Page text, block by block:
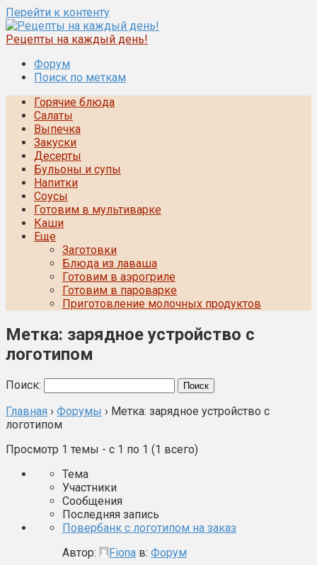
Перейти к контенту
Рецепты на каждый день!
Форум
Поиск по меткам
Горячие блюда
Салаты
Выпечка
Закуски
Десерты
Бульоны и супы
Напитки
Соусы
Готовим в мультиварке
Каши
Еще
Заготовки
Блюда из лаваша
Готовим в аэрогриле
Готовим в пароварке
Приготовление молочных продуктов
Метка: зарядное устройство с
логотипом
Поиск:
Главная › Форумы › Метка: зарядное устройство с
логотипом
Просмотр 1 темы - с 1 по 1 (1 всего)
Тема
Участники
Сообщения
Последняя запись
Повербанк с логотипом на заказ
Автор:
Fiona в: Форум